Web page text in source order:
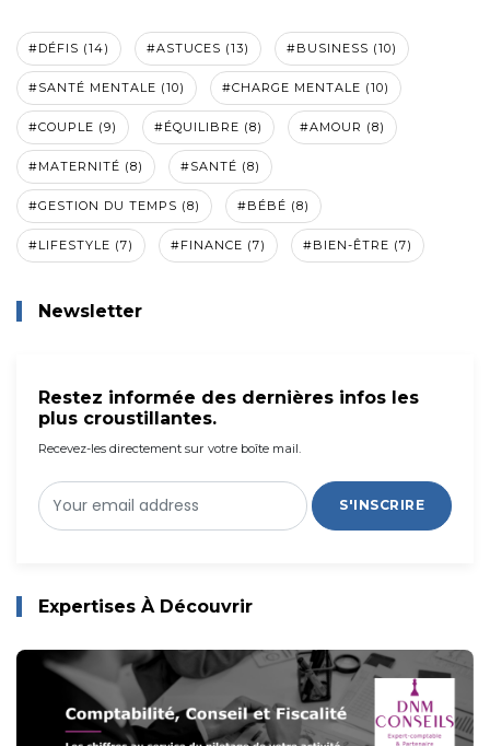
#DÉFIS (14) #ASTUCES (13) #BUSINESS (10)
#SANTÉ MENTALE (10) #CHARGE MENTALE (10)
#COUPLE (9) #ÉQUILIBRE (8) #AMOUR (8)
#MATERNITÉ (8) #SANTÉ (8)
#GESTION DU TEMPS (8) #BÉBÉ (8)
#LIFESTYLE (7) #FINANCE (7) #BIEN-ÊTRE (7)
Newsletter
Restez informée des dernières infos les
plus croustillantes.
Recevez-les directement sur votre boîte mail.
S'INSCRIRE
Expertises À Découvrir